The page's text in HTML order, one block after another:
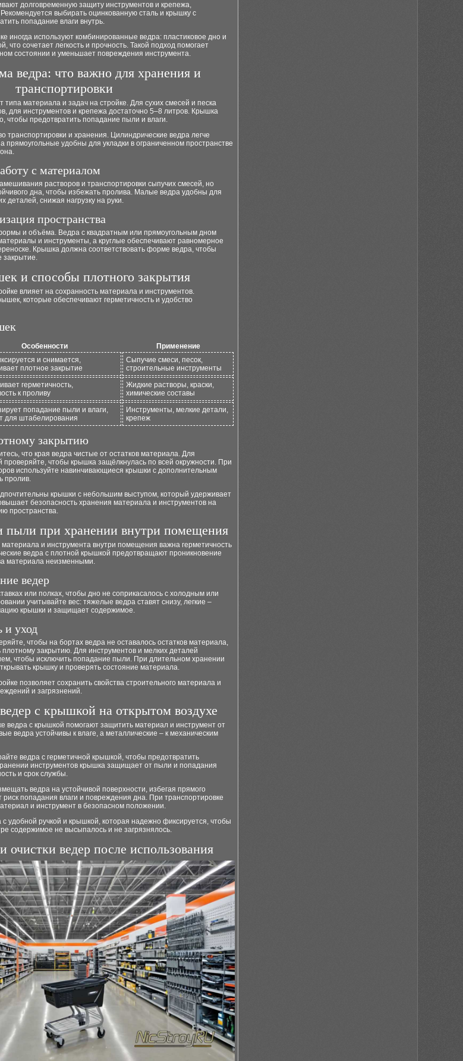
долговременную защиту инструментов и крепежа,
выбирать оцинкованную сталь и крышку с
попадание влаги внутрь.
иногда используют комбинированные ведра: пластиковое дно и
что сочетает легкость и прочность. Такой подход помогает
состоянии и уменьшает повреждения инструмента.
ведра: что важно для хранения и
транспортировки
материала и задач на стройке. Для сухих смесей и песка
для инструментов и крепежа достаточно 5–8 литров. Крышка
чтобы предотвратить попадание пыли и влаги.
транспортировки и хранения. Цилиндрические ведра легче
удобны для укладки в ограниченном пространстве
с материалом
растворов и транспортировки сыпучих смесей, но
дна, чтобы избежать пролива. Малые ведра удобны для
деталей, снижая нагрузку на руки.
пространства
и объёма. Ведра с квадратным или прямоугольным дном
и инструменты, а круглые обеспечивают равномерное
Крышка должна соответствовать форме ведра, чтобы
закрытие.
и способы плотного закрытия
влияет на сохранность материала и инструментов.
которые обеспечивают герметичность и удобство
Особенности Применение
и снимается,
плотное закрытие
Сыпучие смеси, песок,
строительные инструменты
герметичность,
к проливу
Жидкие растворы, краски,
химические составы
попадание пыли и влаги,
для штабелирования
Инструменты, мелкие детали,
крепеж
закрытию
что края ведра чистые от остатков материала. Для
проверяйте, чтобы крышка защёлкнулась по всей окружности. При
используйте навинчивающиеся крышки с дополнительным
пролив.
крышки с небольшим выступом, который удерживает
безопасность хранения материала и инструментов на
пространства.
пыли при хранении внутри помещения
и инструмента внутри помещения важна герметичность
ведра с плотной крышкой предотвращают проникновение
материала неизменными.
ведер
или полках, чтобы дно не соприкасалось с холодным или
учитывайте вес: тяжелые ведра ставят снизу, легкие –
крышки и защищает содержимое.
и уход
чтобы на бортах ведра не оставалось остатков материала,
закрытию. Для инструментов и мелких деталей
чтобы исключить попадание пыли. При длительном хранении
крышку и проверять состояние материала.
позволяет сохранить свойства строительного материала и
и загрязнений.
с крышкой на открытом воздухе
ведра с крышкой помогают защитить материал и инструмент от
ведра устойчивы к влаге, а металлические – к механическим
ведра с герметичной крышкой, чтобы предотвратить
инструментов крышка защищает от пыли и попадания
и срок службы.
ведра на устойчивой поверхности, избегая прямого
риск попадания влаги и повреждения дна. При транспортировке
и инструмент в безопасном положении.
удобной ручкой и крышкой, которая надежно фиксируется, чтобы
содержимое не высыпалось и не загрязнялось.
очистки ведер после использования